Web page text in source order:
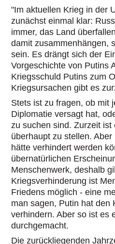
"Im aktuellen Krieg in der
zunächst einmal klar:
immer, das Land
damit zusammenhängen,
sein. Es drängt sich der
Vorgeschichte von Putins
Kriegsschuld Putins zum
Kriegsursachen gibt es
Stets ist zu fragen, ob mit
Diplomatie versagt hat,
zu suchen sind. Zurzeit
überhaupt zu stellen.
hätte verhindert werden
übernatürlichen
Menschenwerk, deshalb
Kriegsverhinderung ist
Friedens möglich - eine
man sagen, Putin hat den
verhindern. Aber so ist es
durchgemacht.
Die zurückliegenden